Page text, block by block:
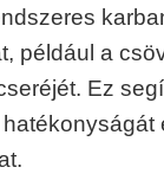
például a
Ez